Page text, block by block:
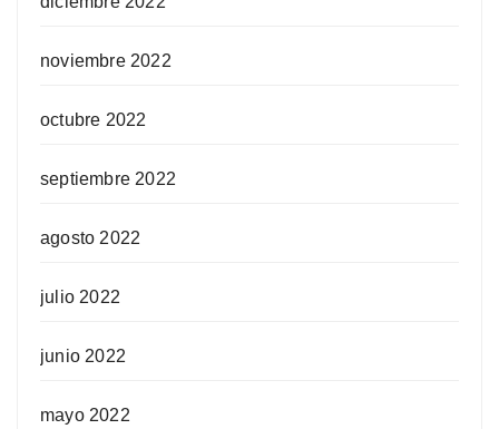
noviembre 2022
octubre 2022
septiembre 2022
agosto 2022
julio 2022
junio 2022
mayo 2022